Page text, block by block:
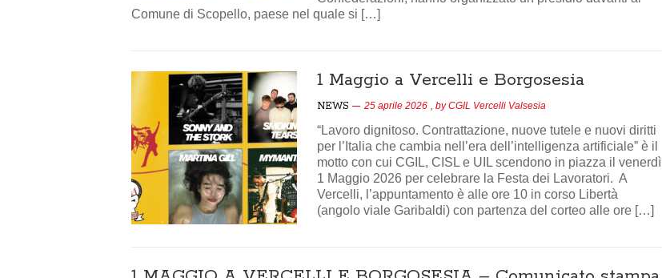
Comune di Scopello, paese nel quale si […]
1 Maggio a Vercelli e Borgosesia
NEWS 25 aprile 2026 , byCGIL Vercelli Valsesia
“Lavoro dignitoso. Contrattazione, nuove tutele e nuovi diritti
per l’Italia che cambia nell’era dell’intelligenza artificiale” è il
motto con cui CGIL, CISL e UIL scendono in piazza il venerdì
1 Maggio 2026 per celebrare la Festa dei Lavoratori. A
Vercelli, l’appuntamento è alle ore 10 in corso Libertà
(angolo viale Garibaldi) con partenza del corteo alle ore […]